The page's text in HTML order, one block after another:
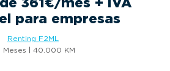
para empresas
Renting F2ML
Meses | 40.000 KM